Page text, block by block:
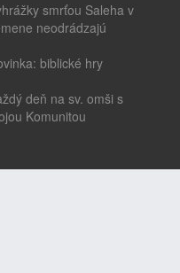
smrťou Saleha v
neodrádzajú
biblické hry
deň na sv. omši s
Komunitou